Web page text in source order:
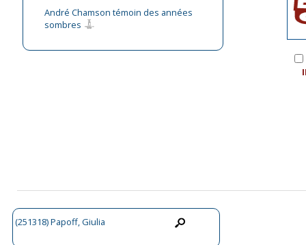
André Chamson témoin des années
sombres
(251318) Papoff, Giulia